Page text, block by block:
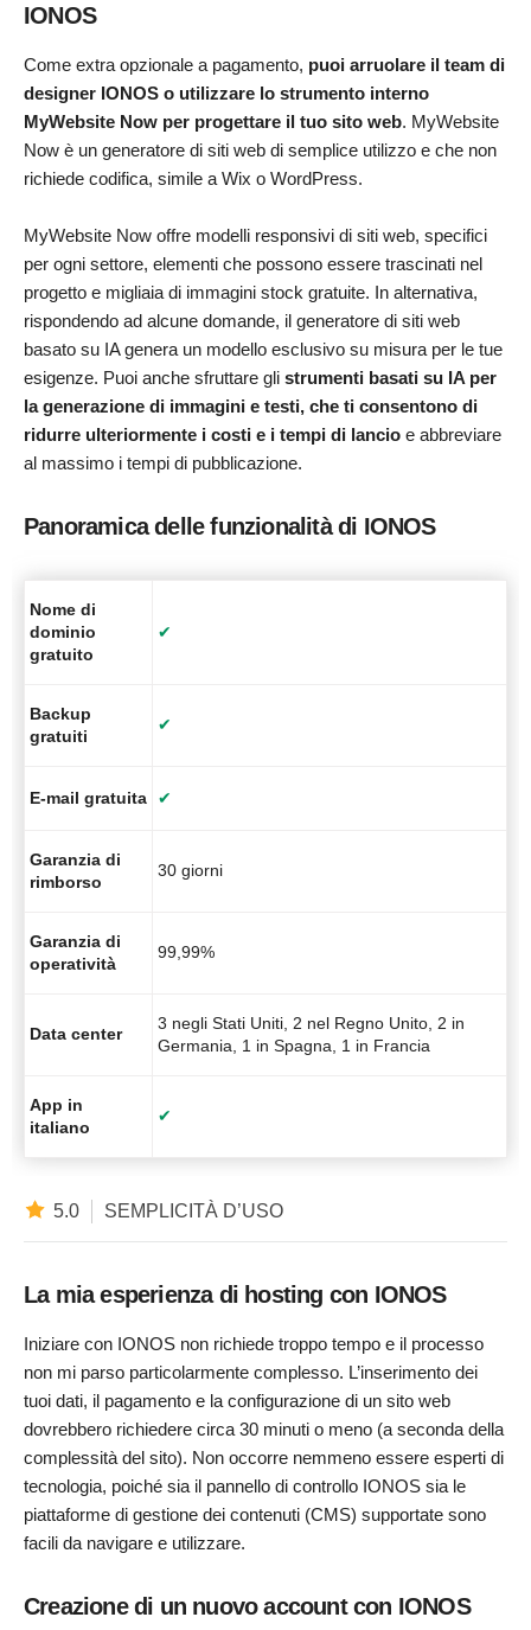
IONOS
Come extra opzionale a pagamento, puoi arruolare il team di
designer IONOS o utilizzare lo strumento interno
MyWebsite Now per progettare il tuo sito web. MyWebsite
Now è un generatore di siti web di semplice utilizzo e che non
richiede codifica, simile a Wix o WordPress.
MyWebsite Now offre modelli responsivi di siti web, specifici
per ogni settore, elementi che possono essere trascinati nel
progetto e migliaia di immagini stock gratuite. In alternativa,
rispondendo ad alcune domande, il generatore di siti web
basato su IA genera un modello esclusivo su misura per le tue
esigenze. Puoi anche sfruttare gli strumenti basati su IA per
la generazione di immagini e testi, che ti consentono di
ridurre ulteriormente i costi e i tempi di lancio e abbreviare
al massimo i tempi di pubblicazione.
Panoramica delle funzionalità di IONOS
Nome di
dominio
gratuito
✔
Backup
gratuiti
✔
E-mail gratuita ✔
Garanzia di
rimborso
30 giorni
Garanzia di
operatività
99,99%
Data center
3 negli Stati Uniti, 2 nel Regno Unito, 2 in
Germania, 1 in Spagna, 1 in Francia
App in
italiano
✔
5.0 SEMPLICITÀ D’USO
La mia esperienza di hosting con IONOS
Iniziare con IONOS non richiede troppo tempo e il processo
non mi parso particolarmente complesso. L’inserimento dei
tuoi dati, il pagamento e la configurazione di un sito web
dovrebbero richiedere circa 30 minuti o meno (a seconda della
complessità del sito). Non occorre nemmeno essere esperti di
tecnologia, poiché sia ​​il pannello di controllo IONOS sia le
piattaforme di gestione dei contenuti (CMS) supportate sono
facili da navigare e utilizzare.
Creazione di un nuovo account con IONOS